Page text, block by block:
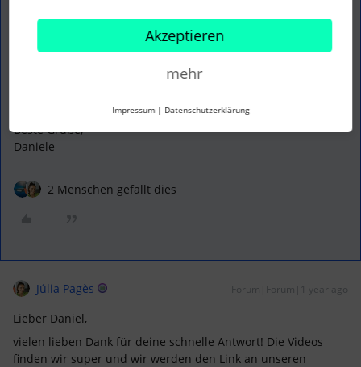
Für Mitarbeitende 🆕:Ein neues Personio für Mitarbeitende:
Willkommen in der Zukunft der HR-Exzellenz!
Falls diese nicht ausreichen sollten, gebe mir gerne Bescheid
Beste Grüße,
Daniele​​
2 Menschen gefällt dies
Júlia Pagès Forum|Forum|1 year ago
Lieber Daniel,
vielen lieben Dank für deine schnelle Antwort! Die Videos
finden wir super und wir werden den Link an unseren
Akzeptieren
mehr
Impressum | Datenschutzerklärung